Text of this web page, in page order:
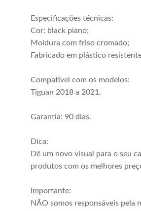
Especificações técnicas:
Cor: black piano;
Moldura com friso cromado;
Fabricado em plástico
Compatível com os modelos:
Tiguan 2018 a 2021.
Garantia: 90 dias.
Dica:
Dê um novo visual para o seu
produtos com os melhores
Importante:
NÃO somos responsáveis pela